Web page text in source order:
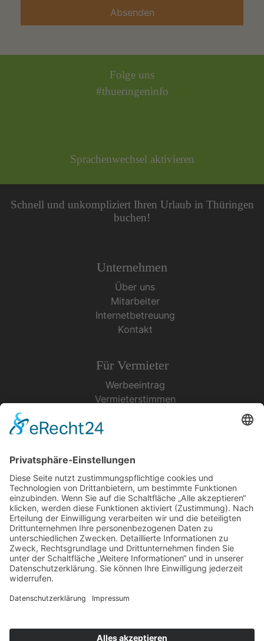
Folge uns
#thueringeninfo
Sprachenwechsel aktivieren
Schnell und unkompliziert Ihren Urlaub in Thüringen
buchen!
Unternehmen
Über uns
Mitarbeiter
Internetbetreuung
Kontakt
Für Vermieter
Werbeeintrag
Vermieterstimmen
Urlaubsservice
Bücher, Karten & CD's
Ihre Anreise
Wetter
Links
Nutzungsbedingungen
Datenschutz
Reiseoasen.de